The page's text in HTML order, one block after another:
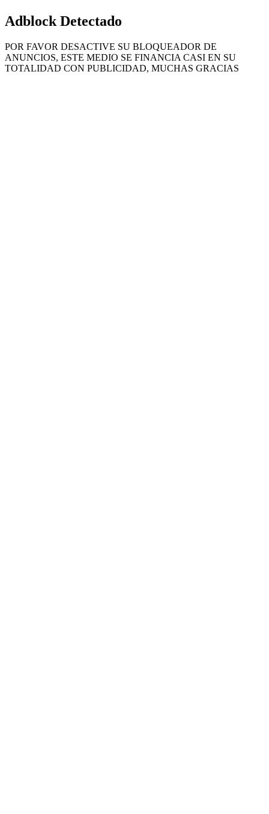
Adblock Detectado
POR FAVOR DESACTIVE SU BLOQUEADOR DE
ANUNCIOS, ESTE MEDIO SE FINANCIA CASI EN SU
TOTALIDAD CON PUBLICIDAD, MUCHAS GRACIAS